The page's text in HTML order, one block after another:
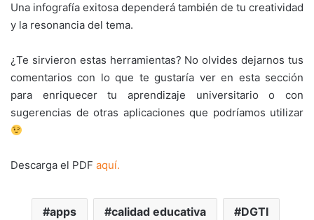
Una infografía exitosa dependerá también de tu creatividad
y la resonancia del tema.
¿Te sirvieron estas herramientas? No olvides dejarnos tus
comentarios con lo que te gustaría ver en esta sección
para enriquecer tu aprendizaje universitario o con
sugerencias de otras aplicaciones que podríamos utilizar
Descarga el PDF aquí.
apps calidad educativa DGTI